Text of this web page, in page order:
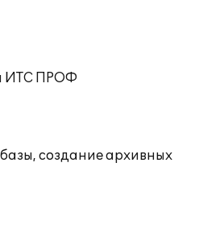
ИТС ПРОФ
создание архивных